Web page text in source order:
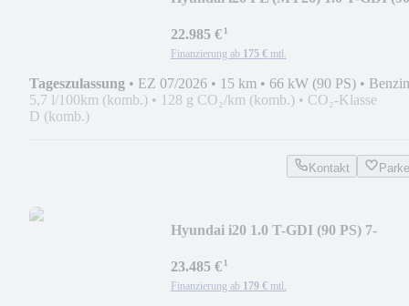
22.985 €¹
Finanzierung ab 175 € mtl.
Tageszulassung • EZ 07/2026 • 15 km • 66 kW (90 PS) • Benzin
5,7 l/100km (komb.) • 128 g CO₂/km (komb.) • CO₂-Klasse
D (komb.)
Kontakt
Hyundai i20 1.0 T-GDI (90 PS) 7-
23.485 €¹
Finanzierung ab 179 € mtl.